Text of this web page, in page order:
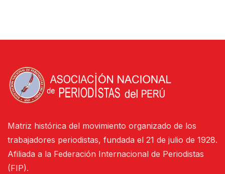
Matriz histórica del movimiento organizado de los
trabajadores periodistas, fundada el 21 de julio de 1928.
Afiliada a la Federación Internacional de Periodistas
(FIP).